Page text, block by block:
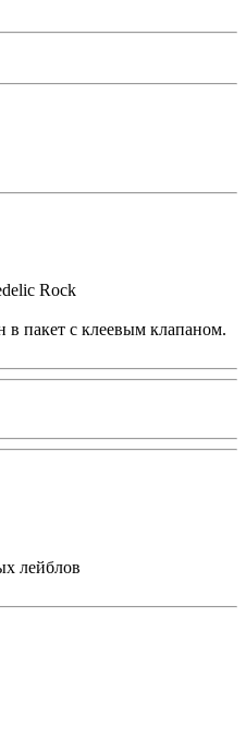
Rock
пакет с клеевым клапаном.
лейблов